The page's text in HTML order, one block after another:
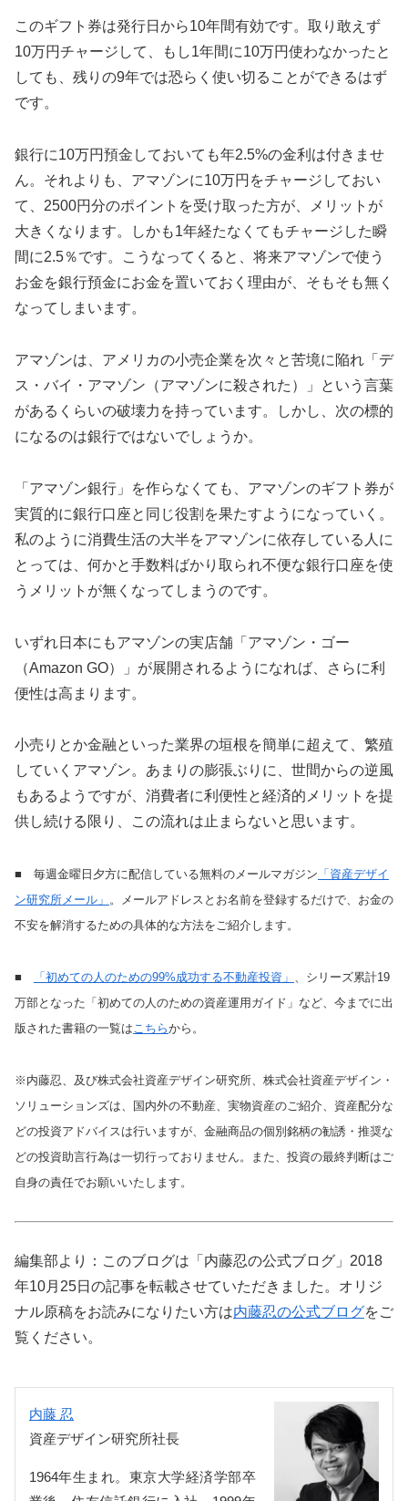
このギフト券は発行日から10年間有効です。取り敢えず
10万円チャージして、もし1年間に10万円使わなかったと
しても、残りの9年では恐らく使い切ることができるはず
です。
銀行に10万円預金しておいても年2.5%の金利は付きませ
ん。それよりも、アマゾンに10万円をチャージしておい
て、2500円分のポイントを受け取った方が、メリットが
大きくなります。しかも1年経たなくてもチャージした瞬
間に2.5％です。こうなってくると、将来アマゾンで使う
お金を銀行預金にお金を置いておく理由が、そもそも無く
なってしまいます。
アマゾンは、アメリカの小売企業を次々と苦境に陥れ「デ
ス・バイ・アマゾン（アマゾンに殺された）」という言葉
があるくらいの破壊力を持っています。しかし、次の標的
になるのは銀行ではないでしょうか。
「アマゾン銀行」を作らなくても、アマゾンのギフト券が
実質的に銀行口座と同じ役割を果たすようになっていく。
私のように消費生活の大半をアマゾンに依存している人に
とっては、何かと手数料ばかり取られ不便な銀行口座を使
うメリットが無くなってしまうのです。
いずれ日本にもアマゾンの実店舗「アマゾン・ゴー
（Amazon GO）」が展開されるようになれば、さらに利
便性は高まります。
小売りとか金融といった業界の垣根を簡単に超えて、繁殖
していくアマゾン。あまりの膨張ぶりに、世間からの逆風
もあるようですが、消費者に利便性と経済的メリットを提
供し続ける限り、この流れは止まらないと思います。
■ 毎週金曜日夕方に配信している無料のメールマガジン 「資産デザイ
ン研究所メール」 。メールアドレスとお名前を登録するだけで、お金の
不安を解消するための具体的な方法をご紹介します。
■ 「初めての人のための99%成功する不動産投資」 、シリーズ累計19
万部となった「初めての人のための資産運用ガイド」など、今までに出
版された書籍の一覧はこちらから。
※内藤忍、及び株式会社資産デザイン研究所、株式会社資産デザイン・
ソリューションズは、国内外の不動産、実物資産のご紹介、資産配分な
どの投資アドバイスは行いますが、金融商品の個別銘柄の勧誘・推奨な
どの投資助言行為は一切行っておりません。また、投資の最終判断はご
自身の責任でお願いいたします。
編集部より：このブログは「内藤忍の公式ブログ」2018
年10月25日の記事を転載させていただきました。オリジ
ナル原稿をお読みになりたい方は内藤忍の公式ブログをご
覧ください。
内藤 忍
資産デザイン研究所社長
1964年生まれ。東京大学経済学部卒